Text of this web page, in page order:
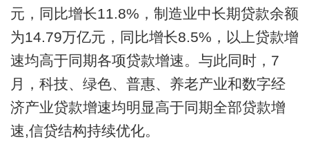
元，同比增长11.8%，制造业中长期贷款余额
为14.79万亿元，同比增长8.5%，以上贷款增
速均高于同期各项贷款增速。与此同时，7
月，科技、绿色、普惠、养老产业和数字经
济产业贷款增速均明显高于同期全部贷款增
速,信贷结构持续优化。